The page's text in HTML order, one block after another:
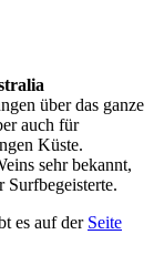
über das ganze
auch für
Küste.
sehr bekannt,
Surfbegeisterte.
es auf der Seite